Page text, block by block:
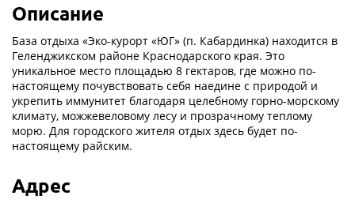
Описание
База отдыха «Эко-курорт «ЮГ» (п. Кабардинка) находится в
Геленджикском районе Краснодарского края. Это
уникальное место площадью 8 гектаров, где можно по-
настоящему почувствовать себя наедине с природой и
укрепить иммунитет благодаря целебному горно-морскому
климату, можжевеловому лесу и прозрачному теплому
морю. Для городского жителя отдых здесь будет по-
настоящему райским.
Адрес